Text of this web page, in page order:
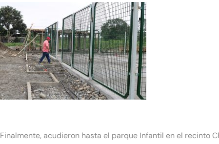
Finalmente, acudieron hasta el parque Infantil en el recinto